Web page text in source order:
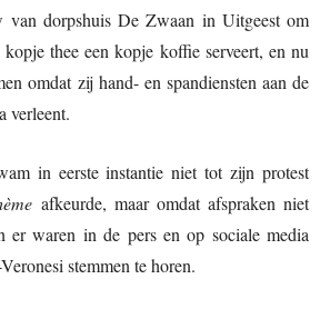
dorpshuis De Zwaan in Uitgeest om
thee een kopje koffie serveert, en nu
omdat zij hand- en spandiensten aan de
verleent.
in eerste instantie niet tot zijn protest
afkeurde, maar omdat afspraken niet
er waren in de pers en op sociale media
stemmen te horen.